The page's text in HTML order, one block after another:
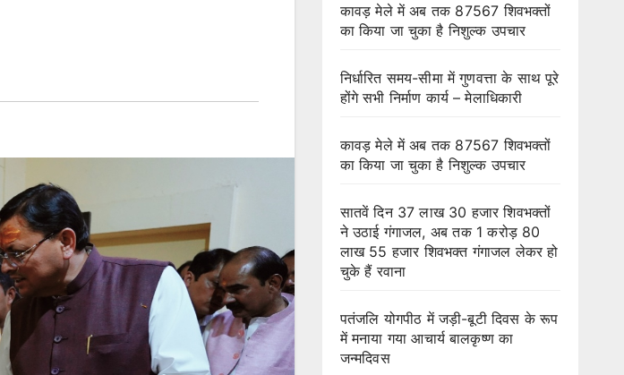
कावड़ मेले में अब तक 87567 शिवभक्तों
का किया जा चुका है निशुल्क उपचार
निर्धारित समय-सीमा में गुणवत्ता के साथ पूरे
होंगे सभी निर्माण कार्य – मेलाधिकारी
कावड़ मेले में अब तक 87567 शिवभक्तों
का किया जा चुका है निशुल्क उपचार
सातवें दिन 37 लाख 30 हजार शिवभक्तों
ने उठाई गंगाजल, अब तक 1 करोड़ 80
लाख 55 हजार शिवभक्त गंगाजल लेकर हो
चुके हैं रवाना
पतंजलि योगपीठ में जड़ी-बूटी दिवस के रूप
में मनाया गया आचार्य बालकृष्ण का
जन्मदिवस